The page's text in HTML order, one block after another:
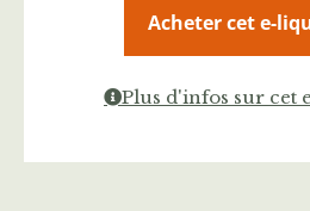
Acheter cet e-
Plus d'infos sur cet